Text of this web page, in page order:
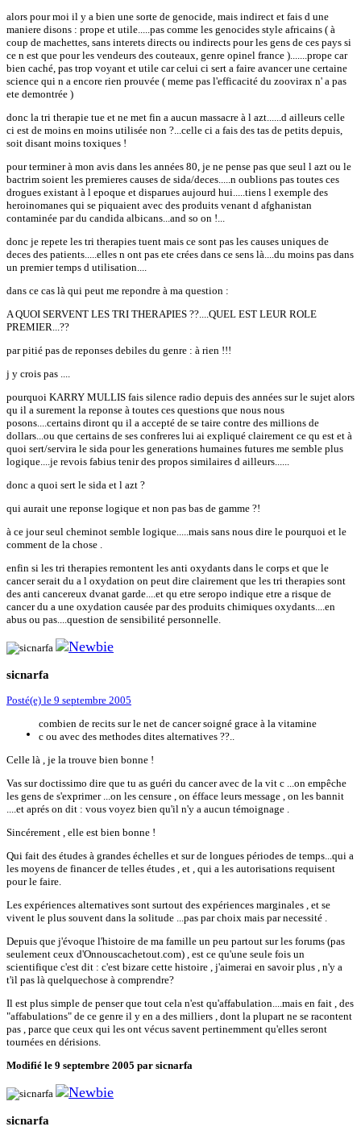
alors pour moi il y a bien une sorte de genocide, mais indirect et fais d une
maniere disons : prope et utile.....pas comme les genocides style africains ( à
coup de machettes, sans interets directs ou indirects pour les gens de ces pays si
ce n est que pour les vendeurs des couteaux, genre opinel france ).......prope car
bien caché, pas trop voyant et utile car celui ci sert a faire avancer une certaine
science qui n a encore rien prouvée ( meme pas l'efficacité du zoovirax n' a pas
ete demontrée )
donc la tri therapie tue et ne met fin a aucun massacre à l azt......d ailleurs celle
ci est de moins en moins utilisée non ?...celle ci a fais des tas de petits depuis,
soit disant moins toxiques !
pour terminer à mon avis dans les années 80, je ne pense pas que seul l azt ou le
bactrim soient les premieres causes de sida/deces.....n oublions pas toutes ces
drogues existant à l epoque et disparues aujourd hui.....tiens l exemple des
heroinomanes qui se piquaient avec des produits venant d afghanistan
contaminée par du candida albicans...and so on !...
donc je repete les tri therapies tuent mais ce sont pas les causes uniques de
deces des patients.....elles n ont pas ete crées dans ce sens là....du moins pas dans
un premier temps d utilisation....
dans ce cas là qui peut me repondre à ma question :
A QUOI SERVENT LES TRI THERAPIES ??....QUEL EST LEUR ROLE
PREMIER...??
par pitié pas de reponses debiles du genre : à rien !!!
j y crois pas ....
pourquoi KARRY MULLIS fais silence radio depuis des années sur le sujet alors
qu il a surement la reponse à toutes ces questions que nous nous
posons....certains diront qu il a accepté de se taire contre des millions de
dollars...ou que certains de ses confreres lui ai expliqué clairement ce qu est et à
quoi sert/servira le sida pour les generations humaines futures me semble plus
logique....je revois fabius tenir des propos similaires d ailleurs......
donc a quoi sert le sida et l azt ?
qui aurait une reponse logique et non pas bas de gamme ?!
à ce jour seul cheminot semble logique.....mais sans nous dire le pourquoi et le
comment de la chose .
enfin si les tri therapies remontent les anti oxydants dans le corps et que le
cancer serait du a l oxydation on peut dire clairement que les tri therapies sont
des anti cancereux dvanat garde....et qu etre seropo indique etre a risque de
cancer du a une oxydation causée par des produits chimiques oxydants....en
abus ou pas....question de sensibilité personnelle.
sicnarfa
Posté(e) le 9 septembre 2005
combien de recits sur le net de cancer soigné grace à la vitamine
c ou avec des methodes dites alternatives ??..
Celle là , je la trouve bien bonne !
Vas sur doctissimo dire que tu as guéri du cancer avec de la vit c ...on empêche
les gens de s'exprimer ...on les censure , on éfface leurs message , on les bannit
....et aprés on dit : vous voyez bien qu'il n'y a aucun témoignage .
Sincérement , elle est bien bonne !
Qui fait des études à grandes échelles et sur de longues périodes de temps...qui a
les moyens de financer de telles études , et , qui a les autorisations requisent
pour le faire.
Les expériences alternatives sont surtout des expériences marginales , et se
vivent le plus souvent dans la solitude ...pas par choix mais par necessité .
Depuis que j'évoque l'histoire de ma famille un peu partout sur les forums (pas
seulement ceux d'Onnouscachetout.com) , est ce qu'une seule fois un
scientifique c'est dit : c'est bizare cette histoire , j'aimerai en savoir plus , n'y a
t'il pas là quelquechose à comprendre?
Il est plus simple de penser que tout cela n'est qu'affabulation....mais en fait , des
"affabulations" de ce genre il y en a des milliers , dont la plupart ne se racontent
pas , parce que ceux qui les ont vécus savent pertinemment qu'elles seront
tournées en dérisions.
Modifié le 9 septembre 2005 par sicnarfa
sicnarfa